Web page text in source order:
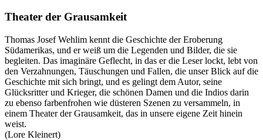
Theater der Grausamkeit
Thomas Josef Wehlim kennt die Geschichte der Eroberung
Südamerikas, und er weiß um die Legenden und Bilder, die sie
begleiten. Das imaginäre Geflecht, in das er die Leser lockt, lebt von
den Verzahnungen, Täuschungen und Fallen, die unser Blick auf die
Geschichte mit sich bringt, und es gelingt dem Autor, seine
Glücksritter und Krieger, die schönen Damen und die Indios darin
zu ebenso farbenfrohen wie düsteren Szenen zu versammeln, in
einem Theater der Grausamkeit, das in unsere eigene Zeit hinein
weist.
(Lore Kleinert)